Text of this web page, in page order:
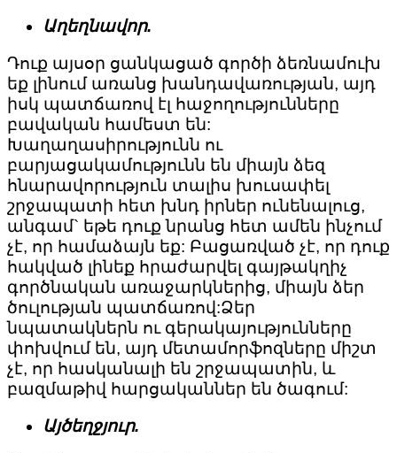
Աղեղնավոր.
Դուք այսօր ցանկացած գործի ձեռնամուխ
եք լինում առանց խանդավառության, այդ
իսկ պատճառով էլ հաջողությունները
բավական համեստ են:
Խաղաղասիրությունն ու
բարյացակամությունն են միայն ձեզ
հնարավորություն տալիս խուսափել
շրջապատի հետ խնդ իրներ ունենալուց,
անգամ` եթե դուք նրանց հետ ամեն ինչում
չէ, որ համաձայն եք: Բացառված չէ, որ դուք
հակված լինեք հրաժարվել գայթակղիչ
գործնական առաջարկներից, միայն ձեր
ծուլության պատճառով:Ձեր
նպատակներն ու գերակայությունները
փոխվում են, այդ մետամորֆոզները միշտ
չէ, որ հասկանալի են շրջապատին, և
բազմաթիվ հարցականներ են ծագում:
Այծեղջյուր.